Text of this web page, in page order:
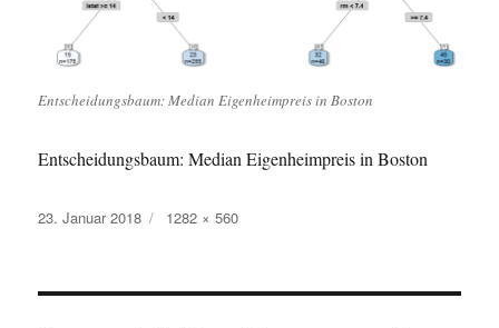
Entscheidungsbaum: Median Eigenheimpreis in Boston
Entscheidungsbaum: Median Eigenheimpreis in Boston
Veröffentlicht
23. Januar 2018 Originalgröße
1282 × 560